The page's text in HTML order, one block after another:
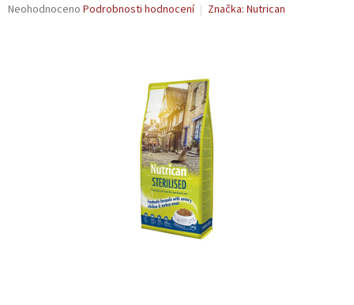
Průměrné
Neohodnoceno Podrobnosti hodnocení Značka: Nutrican